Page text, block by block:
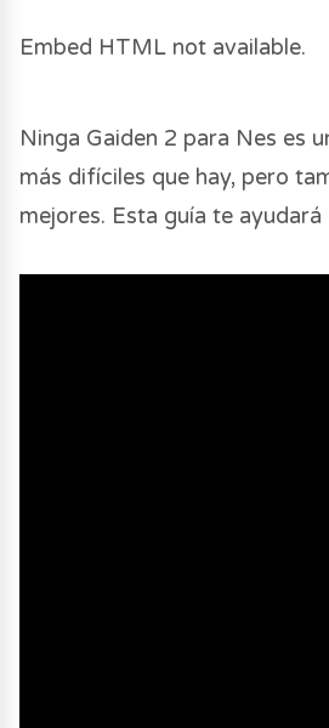
Embed HTML not available.
Ninga Gaiden 2 para Nes es
más difíciles que hay, pero
mejores. Esta guía te ayudará